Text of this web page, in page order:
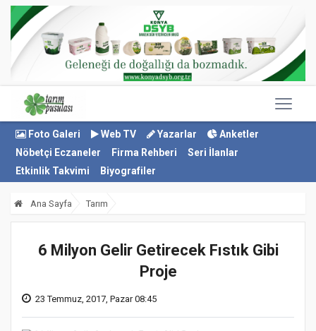
Foto Galeri Web TV Yazarlar
Anketler
Nöbetçi Eczaneler
Firma Rehberi
Seri İlanlar
Etkinlik Takvimi
Biyografiler
Ana Sayfa Tarım
6 Milyon Gelir Getirecek Fıstık Gibi
Proje
23 Temmuz, 2017, Pazar 08:45